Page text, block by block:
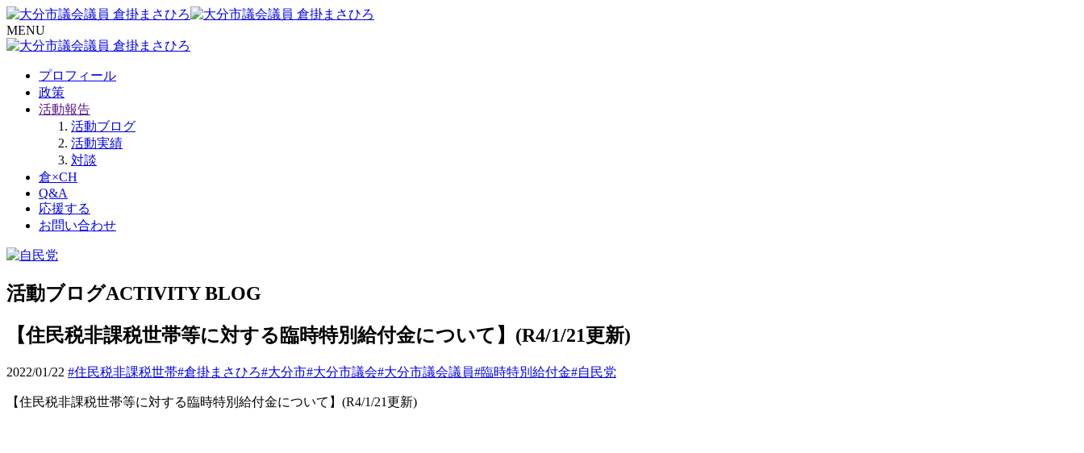
MENU
プロフィール
政策
活動報告
活動ブログ
活動実績
対談
倉×CH
Q&A
応援する
お問い合わせ
活動ブログACTIVITY BLOG
【住民税非課税世帯等に対する臨時特別給付金について】(R4/1/21更新)
2022/01/22 #住民税非課税世帯#倉掛まさひろ#大分市#大分市議会#大分市議会議員#臨時特別給付金#自民党
【住民税非課税世帯等に対する臨時特別給付金について】 (R4/1/21更新)